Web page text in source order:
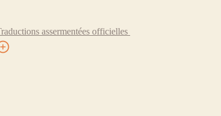
assermentées officielles